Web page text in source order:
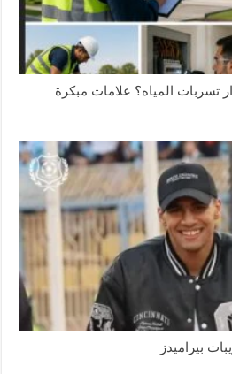
المياه؟ علامات مبكرة
بيراميدز